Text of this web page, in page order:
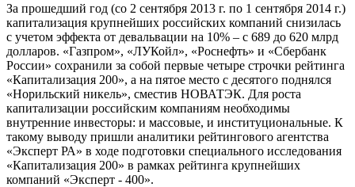
За прошедший год (со 2 сентября 2013 г. по 1 сентября 2014 г.)
капитализация крупнейших российских компаний снизилась
с учетом эффекта от девальвации на 10% – с 689 до 620 млрд
долларов. «Газпром», «ЛУКойл», «Роснефть» и «Сбербанк
России» сохранили за собой первые четыре строчки рейтинга
«Капитализация 200», а на пятое место с десятого поднялся
«Норильский никель», сместив НОВАТЭК. Для роста
капитализации российским компаниям необходимы
внутренние инвесторы: и массовые, и институциональные. К
такому выводу пришли аналитики рейтингового агентства
«Эксперт РА» в ходе подготовки специального исследования
«Капитализация 200» в рамках рейтинга крупнейших
компаний «Эксперт - 400».